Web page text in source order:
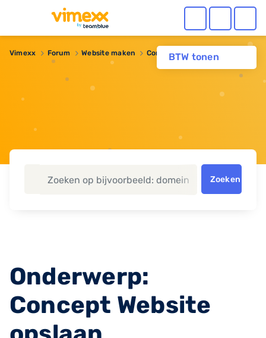
BTW tonen
Vimexx Forum Website maken Concept Website opslaan
Zoeken
Onderwerp:
Concept Website